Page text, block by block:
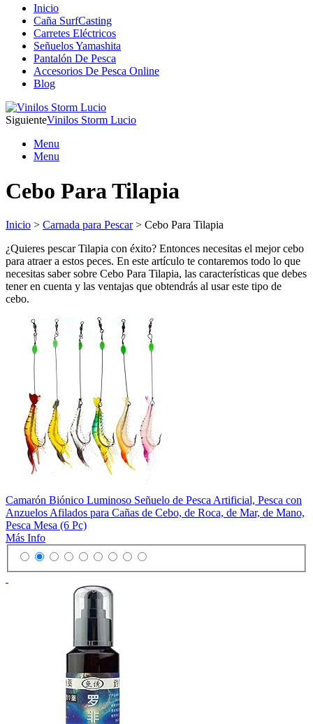
Inicio
Caña SurfCasting
Carretes Eléctricos
Señuelos Yamashita
Pantalón De Pesca
Accesorios De Pesca Online
Blog
SiguienteVinilos Storm Lucio
Menu
Menu
Cebo Para Tilapia
Inicio > Carnada para Pescar> Cebo Para Tilapia
¿Quieres pescar Tilapia con éxito? Entonces necesitas el mejor cebo
para atraer a estos peces. En este artículo te contaremos todo lo que
necesitas saber sobre Cebo Para Tilapia, las características que debes
tener en cuenta y las ventajas que obtendrás al usar este tipo de
cebo.
Camarón Biónico Luminoso Señuelo de Pesca Artificial, Pesca con
Anzuelos Afilados para Cañas de Cebo, de Roca, de Mar, de Mano,
Pesca Mesa (6 Pc)
Más Info